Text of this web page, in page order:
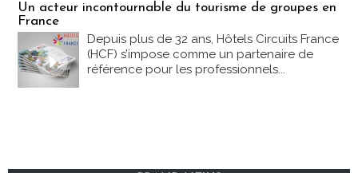
Un acteur incontournable du tourisme de groupes en
France
Depuis plus de 32 ans, Hôtels Circuits France
(HCF) s’impose comme un partenaire de
référence pour les professionnels...